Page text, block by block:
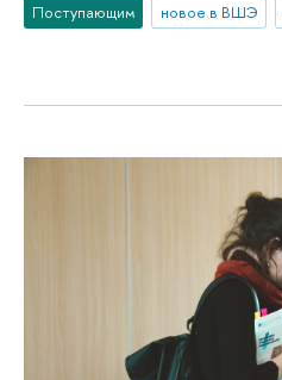
Поступающим новое в ВШЭ